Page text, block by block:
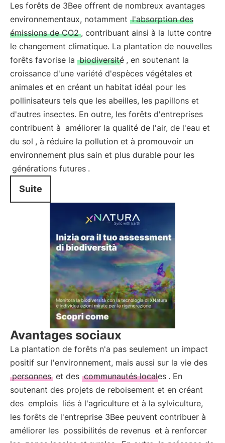
Les forêts de 3Bee offrent de nombreux avantages
environnementaux, notamment l'absorption des
émissions de CO2 , contribuant ainsi à la lutte contre
le changement climatique. La plantation de nouvelles
forêts favorise la biodiversité , en soutenant la
croissance d'une variété d'espèces végétales et
animales et en créant un habitat idéal pour les
pollinisateurs tels que les abeilles, les papillons et
d'autres insectes. En outre, les forêts d'entreprises
contribuent à améliorer la qualité de l'air, de l'eau et
du sol , à réduire la pollution et à promouvoir un
environnement plus sain et plus durable pour les
générations futures .
Suite
Avantages sociaux
La plantation de forêts n'a pas seulement un impact
positif sur l'environnement, mais aussi sur la vie des
personnes et des communautés locales . En
soutenant des projets de reboisement et en créant
des emplois liés à l'agriculture et à la sylviculture,
les forêts de l'entreprise 3Bee peuvent contribuer à
améliorer les possibilités de revenus et à renforcer